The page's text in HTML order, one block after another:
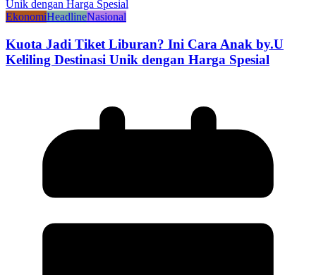
EkonomiHeadlineNasional
Kuota Jadi Tiket Liburan? Ini Cara Anak by.U
Keliling Destinasi Unik dengan Harga Spesial